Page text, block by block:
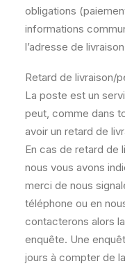
obligations
informations
l’adresse de
Retard de livraison/
La poste est un
peut, comme dans
avoir un retard de
En cas de retard de
nous vous avons
merci de nous
téléphone ou en
contacterons alors
enquête. Une
jours à compter de